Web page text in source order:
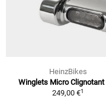
HeinzBikes
Winglets Micro Clignotant
249,00 €1